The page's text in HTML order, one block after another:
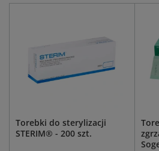
Torebki do sterylizacji
STERIM® - 200 szt.